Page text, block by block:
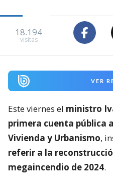
18.194
visitas
VER
Este viernes el ministro
primera cuenta pública
Vivienda y Urbanismo,
referir a la
megaincendio de 2024.